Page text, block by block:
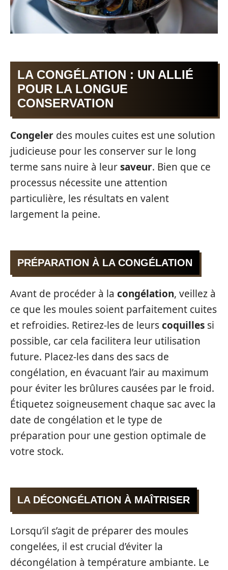
LA CONGÉLATION : UN ALLIÉ
POUR LA LONGUE
CONSERVATION
Congeler des moules cuites est une solution
judicieuse pour les conserver sur le long
terme sans nuire à leursaveur. Bien que ce
processus nécessite une attention
particulière, les résultats en valent
largement la peine.
PRÉPARATION À LA CONGÉLATION
Avant de procéder à la congélation, veillez à
ce que les moules soient parfaitement cuites
et refroidies. Retirez-les de leurscoquilles si
possible, car cela facilitera leur utilisation
future. Placez-les dans des sacs de
congélation, en évacuant l’air au maximum
pour éviter les brûlures causées par le froid.
Étiquetez soigneusement chaque sac avec la
date de congélation et le type de
préparation pour une gestion optimale de
votre stock.
LA DÉCONGÉLATION À MAÎTRISER
Lorsqu’il s’agit de préparer des moules
congelées, il est crucial d’éviter la
décongélation à température ambiante. Le